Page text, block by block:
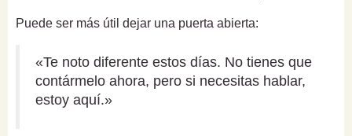
Puede ser más útil dejar una puerta abierta:
«Te noto diferente estos días. No tienes que
contármelo ahora, pero si necesitas hablar,
estoy aquí.»